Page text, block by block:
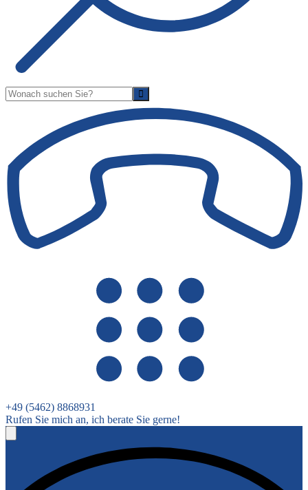
+49 (5462) 8868931
Rufen Sie mich an, ich berate Sie gerne!